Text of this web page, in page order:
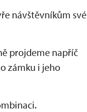
návštěvníkům své
projdeme napříč
zámku i jeho